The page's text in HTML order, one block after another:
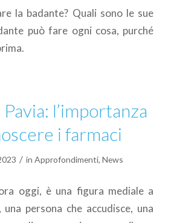
la badante? Quali sono le sue
può fare ogni cosa, purché
l’importanza
i farmaci
/ inApprofondimenti,News
oggi, è una figura mediale a
persona che accudisce, una